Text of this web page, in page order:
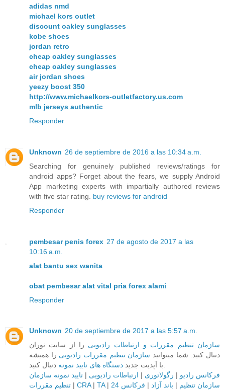
adidas nmd
michael kors outlet
discount oakley sunglasses
kobe shoes
jordan retro
cheap oakley sunglasses
cheap oakley sunglasses
air jordan shoes
yeezy boost 350
http://www.michaelkors-outletfactory.us.com
mlb jerseys authentic
Responder
Unknown 26 de septiembre de 2016 a las 10:34 a.m.
Searching for genuinely published reviews/ratings for
android apps? Forget about the fears, we supply Android
App marketing experts with impartially authored reviews
with five star rating. buy reviews for android
Responder
pembesar penis forex 27 de agosto de 2017 a las
10:16 a.m.
alat bantu sex wanita
obat pembesar alat vital pria forex alami
Responder
Unknown 20 de septiembre de 2017 a las 5:57 a.m.
سازمان تنظیم مقررات و ارتباطات رادیویی را از سایت نوران
دنبال کنید. شما میتوانید سازمان تنظیم مقررات رادیویی را همیشه
با آپدیت جدید دستگاه های تایید نمونه
دنبال کنید.
فرکانس رادیو | رگولاتوری | ارتباطات رادیویی | تایید نمونه سازمان
تنظیم مقررات | CRA| TA| سازمان تنظیم | باند آزاد | فرکانس 24